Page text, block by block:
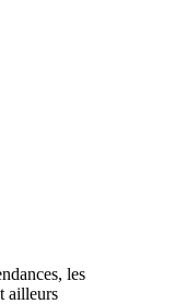
les
ailleurs